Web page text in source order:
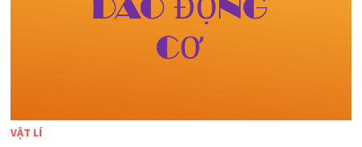
VẬT LÍ